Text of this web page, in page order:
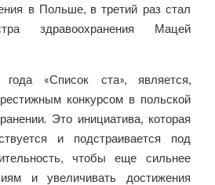
в Польше, в третий раз стал
здравоохранения Мацей
«Список ста», является,
конкурсом в польской
Это инициатива, которая
и подстраивается под
чтобы еще сильнее
и увеличивать достижения